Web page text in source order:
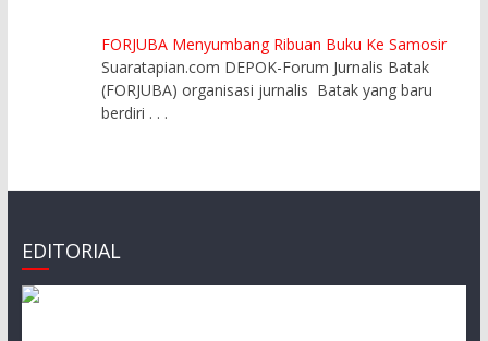
FORJUBA Menyumbang Ribuan Buku Ke Samosir
Suaratapian.com DEPOK-Forum Jurnalis Batak
(FORJUBA) organisasi jurnalis Batak yang baru
berdiri . . .
EDITORIAL